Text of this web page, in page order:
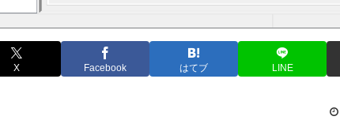
X Facebook はてブ LINE